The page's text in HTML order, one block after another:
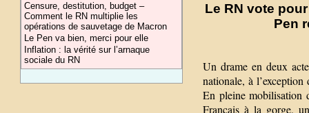
Censure, destitution, budget –
Comment le RN multiplie les
opérations de sauvetage de Macron
Le Pen va bien, merci pour elle
Inflation : la vérité sur l’arnaque
sociale du RN
Le RN vote
Pen
Un drame en deux
nationale, à
En pleine mobilisation
Français à la gorge,